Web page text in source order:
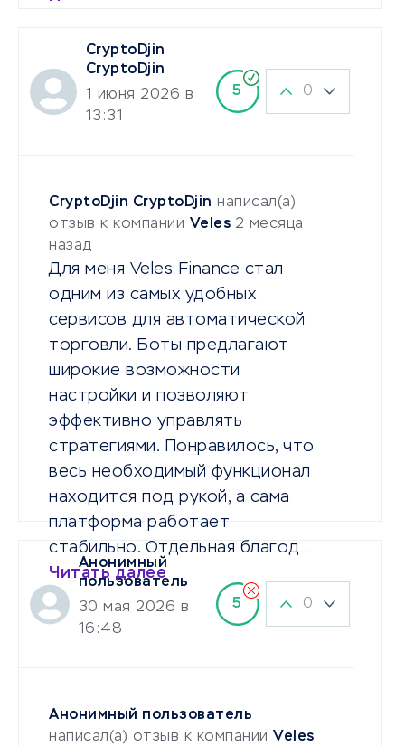
CryptoDjin
CryptoDjin
1 июня 2026 в
13:31
5 0
CryptoDjin CryptoDjin написал(а)
отзыв к компании Veles 2 месяца
назад
Для меня Veles Finance стал
одним из самых удобных
сервисов для автоматической
торговли. Боты предлагают
широкие возможности
настройки и позволяют
эффективно управлять
стратегиями. Понравилось, что
весь необходимый функционал
находится под рукой, а сама
платформа работает
стабильно. Отдельная благод…
Читать далее
Анонимный
пользователь
30 мая 2026 в
16:48
5 0
Анонимный пользователь
написал(а) отзыв к компании Veles